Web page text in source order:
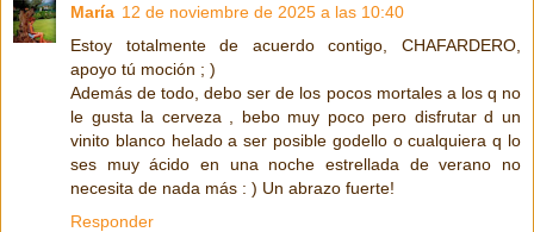
María 12 de noviembre de 2025 a las 10:40
Estoy totalmente de acuerdo contigo, CHAFARDERO,
apoyo tú moción ; )
Además de todo, debo ser de los pocos mortales a los q no
le gusta la cerveza , bebo muy poco pero disfrutar d un
vinito blanco helado a ser posible godello o cualquiera q lo
ses muy ácido en una noche estrellada de verano no
necesita de nada más : ) Un abrazo fuerte!
Responder